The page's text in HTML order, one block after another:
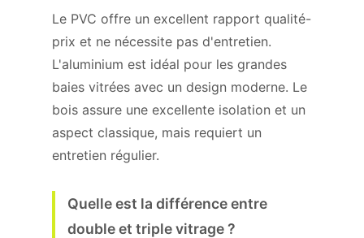
Le PVC offre un excellent rapport qualité-
prix et ne nécessite pas d'entretien.
L'aluminium est idéal pour les grandes
baies vitrées avec un design moderne. Le
bois assure une excellente isolation et un
aspect classique, mais requiert un
entretien régulier.
Quelle est la différence entre
double et triple vitrage ?